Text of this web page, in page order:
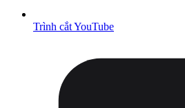
Trình cắt YouTube